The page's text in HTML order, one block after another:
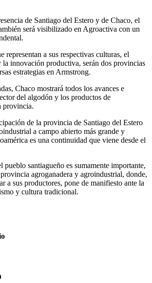
de Santiago del Estero y de Chaco, el
será visibilizado en Agroactiva con un
representan a sus respectivas culturas, el
la innovación productiva, serán dos provincias
estrategias en Armstrong.
Chaco mostrará todos los avances e
del algodón y los productos de
provincia.
de la provincia de Santiago del Estero
a campo abierto más grande y
es una continuidad que viene desde el
pueblo santiagueño es sumamente importante,
agroganadera y agroindustrial, donde,
a sus productores, pone de manifiesto ante la
y cultura tradicional.